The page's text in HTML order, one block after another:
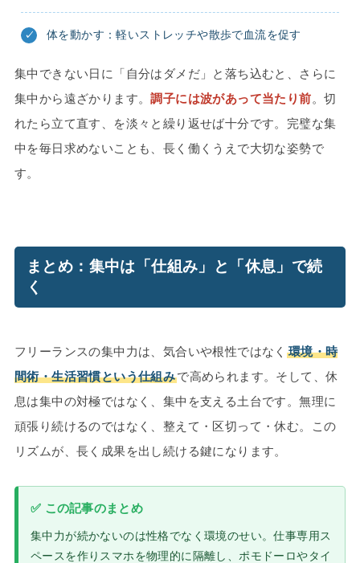
体を動かす：軽いストレッチや散歩で血流を促す
集中できない日に「自分はダメだ」と落ち込むと、さらに
集中から遠ざかります。調子には波があって当たり前。切
れたら立て直す、を淡々と繰り返せば十分です。完璧な集
中を毎日求めないことも、長く働くうえで大切な姿勢で
す。
まとめ：集中は「仕組み」と「休息」で続
く
フリーランスの集中力は、気合いや根性ではなく 環境・時
間術・生活習慣という仕組みで高められます。そして、休
息は集中の対極ではなく、集中を支える土台です。無理に
頑張り続けるのではなく、整えて・区切って・休む。この
リズムが、長く成果を出し続ける鍵になります。
✅ この記事のまとめ
集中力が続かないのは性格でなく環境のせい。仕事専用ス
ペースを作りスマホを物理的に隔離し、ポモドーロやタイ